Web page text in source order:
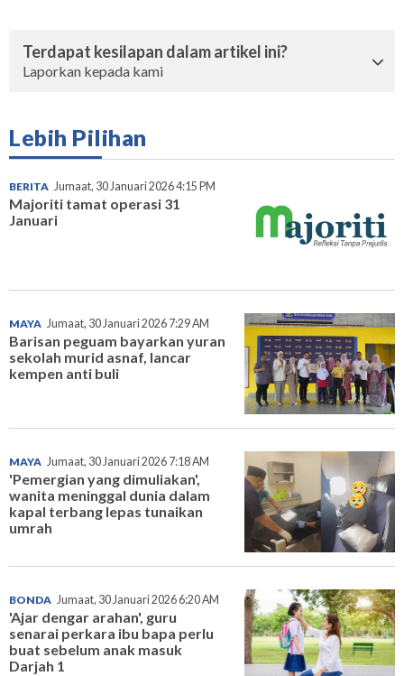
Terdapat kesilapan dalam artikel ini?
Laporkan kepada kami
Lebih Pilihan
BERITA Jumaat, 30 Januari 2026 4:15 PM
Majoriti tamat operasi 31
Januari
MAYA Jumaat, 30 Januari 2026 7:29 AM
Barisan peguam bayarkan yuran
sekolah murid asnaf, lancar
kempen anti buli
MAYA Jumaat, 30 Januari 2026 7:18 AM
'Pemergian yang dimuliakan',
wanita meninggal dunia dalam
kapal terbang lepas tunaikan
umrah
BONDA Jumaat, 30 Januari 2026 6:20 AM
'Ajar dengar arahan', guru
senarai perkara ibu bapa perlu
buat sebelum anak masuk
Darjah 1